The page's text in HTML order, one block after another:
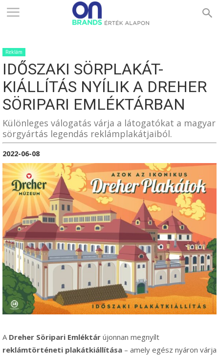
ONBRANDS
–
ÉRTÉK
ALAPON
Reklám
IDŐSZAKI SÖRPLAKÁT-
KIÁLLÍTÁS NYÍLIK A DREHER
SÖRIPARI EMLÉKTÁRBAN
Különleges válogatás várja a látogatókat a magyar
sörgyártás legendás reklámplakátjaiból.
2022-06-08
A Dreher Söripari Emléktár újonnan megnyílt
reklámtörténeti plakátkiállítása – amely egész nyáron várja